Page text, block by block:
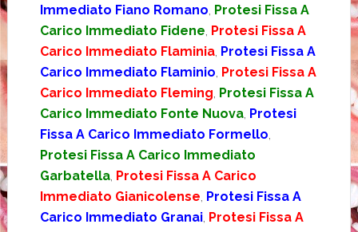
Immediato Fiano Romano Protesi Fissa A
Carico Immediato Fidene Protesi Fissa A
Carico Immediato Flaminia, Protesi Fissa A
Carico Immediato Flaminio Protesi Fissa A
Carico Immediato Fleming Protesi Fissa A
Carico Immediato Fonte Nuova, Protesi
Fissa A Carico Immediato Formello
Protesi Fissa A Carico Immediato
Garbatella, Protesi Fissa A Carico
Immediato Gianicolense Protesi Fissa A
Carico Immediato Granai, Protesi Fissa A